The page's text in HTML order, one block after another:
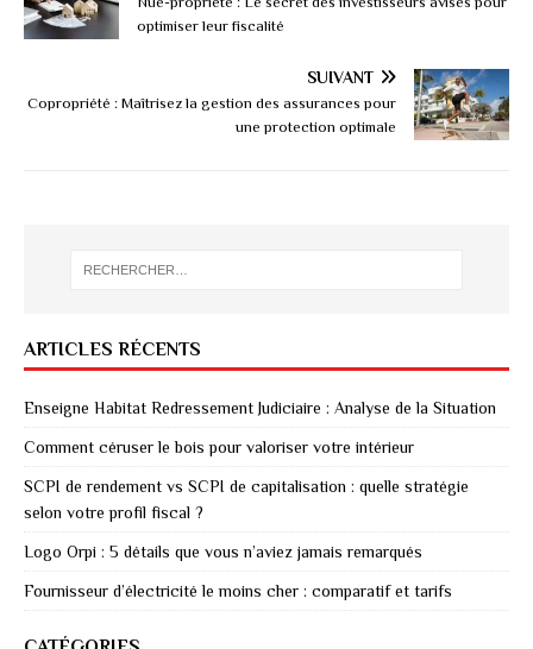
optimiser leur fiscalité
SUIVANT
Copropriété : Maîtrisez la gestion des assurances pour
une protection optimale
ARTICLES RÉCENTS
Enseigne Habitat Redressement Judiciaire : Analyse de la Situation
Comment céruser le bois pour valoriser votre intérieur
SCPI de rendement vs SCPI de capitalisation : quelle stratégie
selon votre profil fiscal ?
Logo Orpi : 5 détails que vous n’aviez jamais remarqués
Fournisseur d’électricité le moins cher : comparatif et tarifs